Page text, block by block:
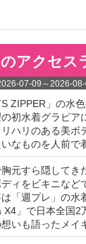
アクセス
07-09 ～2026-
ZIPPER」の水
初水着グラビア
ハリのある美ボ
なものを人前で
元すら隠してき
ィをビキニなど
「週プレ」の水
X4」で日本全国
いも語ったメイ